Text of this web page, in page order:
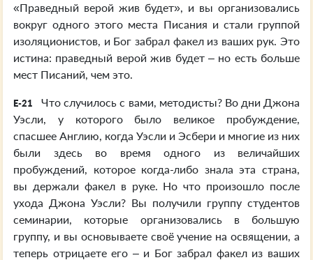
«Праведный верой жив будет», и вы организовались
вокруг одного этого места Писания и стали группой
изоляционистов, и Бог забрал факел из ваших рук. Это
истина: праведный верой жив будет – но есть больше
мест Писаний, чем это.
E-21
Что случилось с вами, методисты? Во дни Джона
Уэсли, у которого было великое пробуждение,
спасшее Англию, когда Уэсли и Эсбери и многие из них
были здесь во время одного из величайших
пробуждений, которое когда-либо знала эта страна,
вы держали факел в руке. Но что произошло после
ухода Джона Уэсли? Вы получили группу студентов
семинарии, которые организовались в большую
группу, и вы основываете своё учение на освящении, а
теперь отрицаете его – и Бог забрал факел из ваших